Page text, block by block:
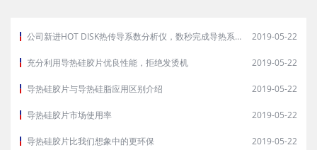
2019-05-22
公司新进HOT DISK热传导系数分析仪，数秒完成导热系数等性能测试
2019-05-22
充分利用导热硅胶片优良性能，拒绝发烫机
2019-05-22
导热硅胶片与导热硅脂应用区别介绍
2019-05-22
导热硅胶片市场使用率
2019-05-22
导热硅胶片比我们想象中的更环保